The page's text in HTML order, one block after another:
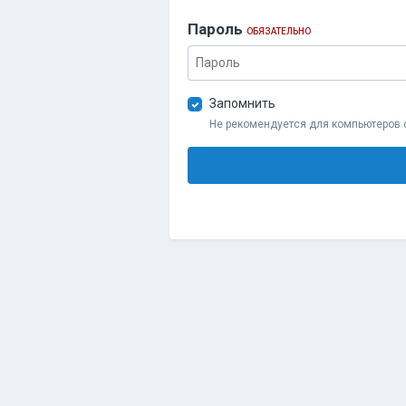
Пароль ОБЯЗАТЕЛЬНО
Запомнить
Не рекомендуется для